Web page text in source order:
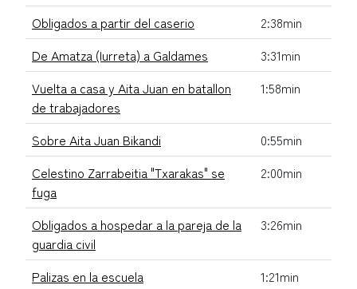
Obligados a partir del caserio
2:38min
De Amatza (Iurreta) a Galdames
3:31min
Vuelta a casa y Aita Juan en batallon
de trabajadores
1:58min
Sobre Aita Juan Bikandi
0:55min
Celestino Zarrabeitia "Txarakas" se
fuga
2:00min
Obligados a hospedar a la pareja de la
guardia civil
3:26min
Palizas en la escuela
1:21min